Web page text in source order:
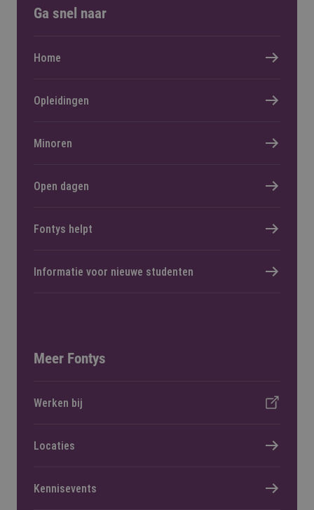
Ga snel naar
Home
Opleidingen
Minoren
Open dagen
Fontys helpt
Informatie voor nieuwe studenten
Meer Fontys
Werken bij
Locaties
Kennisevents